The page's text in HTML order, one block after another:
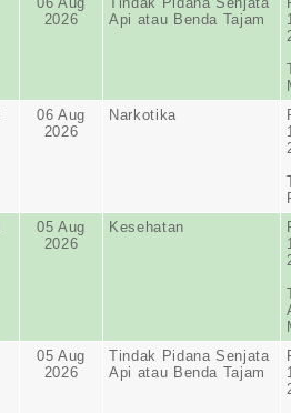
2026
Api atau Benda Tajam
06 Aug
2026
Narkotika
05 Aug
2026
Kesehatan
05 Aug
2026
Tindak Pidana Senjata
Api atau Benda Tajam